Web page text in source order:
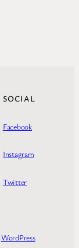
SOCIAL
Facebook
Instagram
Twitter
WordPress